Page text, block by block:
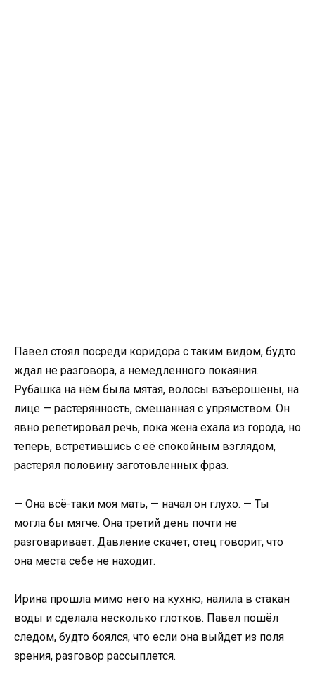
Павел стоял посреди коридора с таким видом, будто
ждал не разговора, а немедленного покаяния.
Рубашка на нём была мятая, волосы взъерошены, на
лице — растерянность, смешанная с упрямством. Он
явно репетировал речь, пока жена ехала из города, но
теперь, встретившись с её спокойным взглядом,
растерял половину заготовленных фраз.
— Она всё-таки моя мать, — начал он глухо. — Ты
могла бы мягче. Она третий день почти не
разговаривает. Давление скачет, отец говорит, что
она места себе не находит.
Ирина прошла мимо него на кухню, налила в стакан
воды и сделала несколько глотков. Павел пошёл
следом, будто боялся, что если она выйдет из поля
зрения, разговор рассыплется.